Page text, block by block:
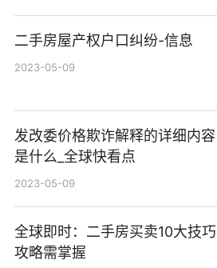
二手房屋产权户口纠纷-信息
2023-05-09
发改委价格欺诈解释的详细内容
是什么_全球快看点
2023-05-09
全球即时：二手房买卖10大技巧
攻略需掌握